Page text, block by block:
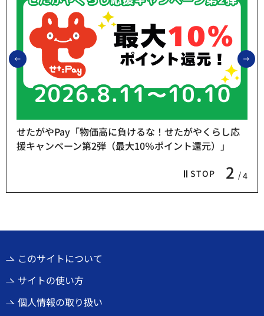
前のスライドを表示
STOP 2 4
せたがやPay「物価高に負けるな！せたがやくらし応
援キャンペーン第2弾（最大10％ポイント還元）」
このサイトについて
サイトの使い方
個人情報の取り扱い